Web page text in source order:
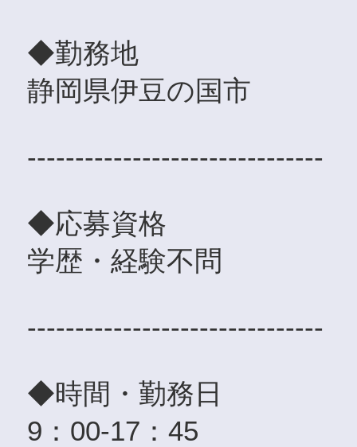
◆勤務地
静岡県伊豆の国市
-------------------------------
◆応募資格
学歴・経験不問
-------------------------------
◆時間・勤務日
9：00-17：45